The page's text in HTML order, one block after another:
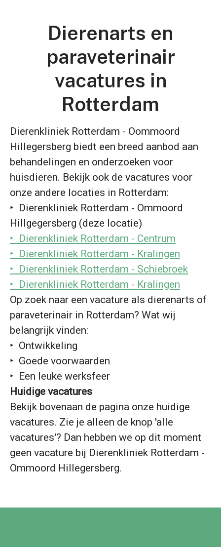
Dierenarts en
paraveterinair
vacatures in
Rotterdam
Dierenkliniek Rotterdam - Oommoord
Hillegersberg biedt een breed aanbod aan
behandelingen en onderzoeken voor
huisdieren. Bekijk ook de vacatures voor
onze andere locaties in Rotterdam:
‣ Dierenkliniek Rotterdam - Ommoord
Hillgegersberg (deze locatie)
‣ Dierenkliniek Rotterdam - Centrum
‣ Dierenkliniek Rotterdam - Kralingen
‣ Dierenkliniek Rotterdam - Schiebroek
‣ Dierenkliniek Rotterdam - Kralingen
Op zoek naar een vacature als dierenarts of
paraveterinair in Rotterdam? Wat wij
belangrijk vinden:
‣ Ontwikkeling
‣ Goede voorwaarden
‣ Een leuke werksfeer
Huidige vacatures
Bekijk bovenaan de pagina onze huidige
vacatures. Zie je alleen de knop 'alle
vacatures'? Dan hebben we op dit moment
geen vacature bij Dierenkliniek Rotterdam -
Ommoord Hillegersberg.